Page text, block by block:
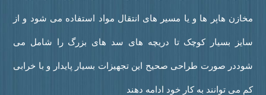
هاپر ها و یا مسیر های انتقال مواد استفاده می شود و از
بسیار کوچک تا دریچه های سد های بزرگ را شامل می
صورت طراحی صحیح این تجهیزات بسیار پایدار و با خرابی
می توانند به کار خود ادامه دهند